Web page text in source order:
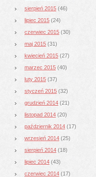
sierpień 2015 (46)
lipiec 2015 (24)
czerwiec 2015 (30)
maj 2015 (31)
kwiecień 2015 (27)
marzec 2015 (40)
luty 2015 (37)
styczeń 2015 (32)
grudzień 2014 (21)
listopad 2014 (20)
październik 2014 (17)
wrzesień 2014 (25)
sierpień 2014 (18)
lipiec 2014 (43)
czerwiec 2014 (17)